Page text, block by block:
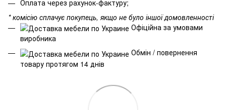
Оплата через рахунок-фактуру;
* комісію сплачує покупець, якщо не було іншої домовленності
Офіційна за умовами
виробника
Обмін / повернення
товару протягом 14 днів